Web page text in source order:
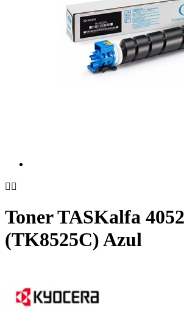
 
Toner TASKalfa
(TK8525C) Azul